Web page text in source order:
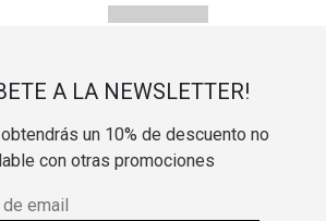
A LA NEWSLETTER!
un 10% de descuento no
con otras promociones